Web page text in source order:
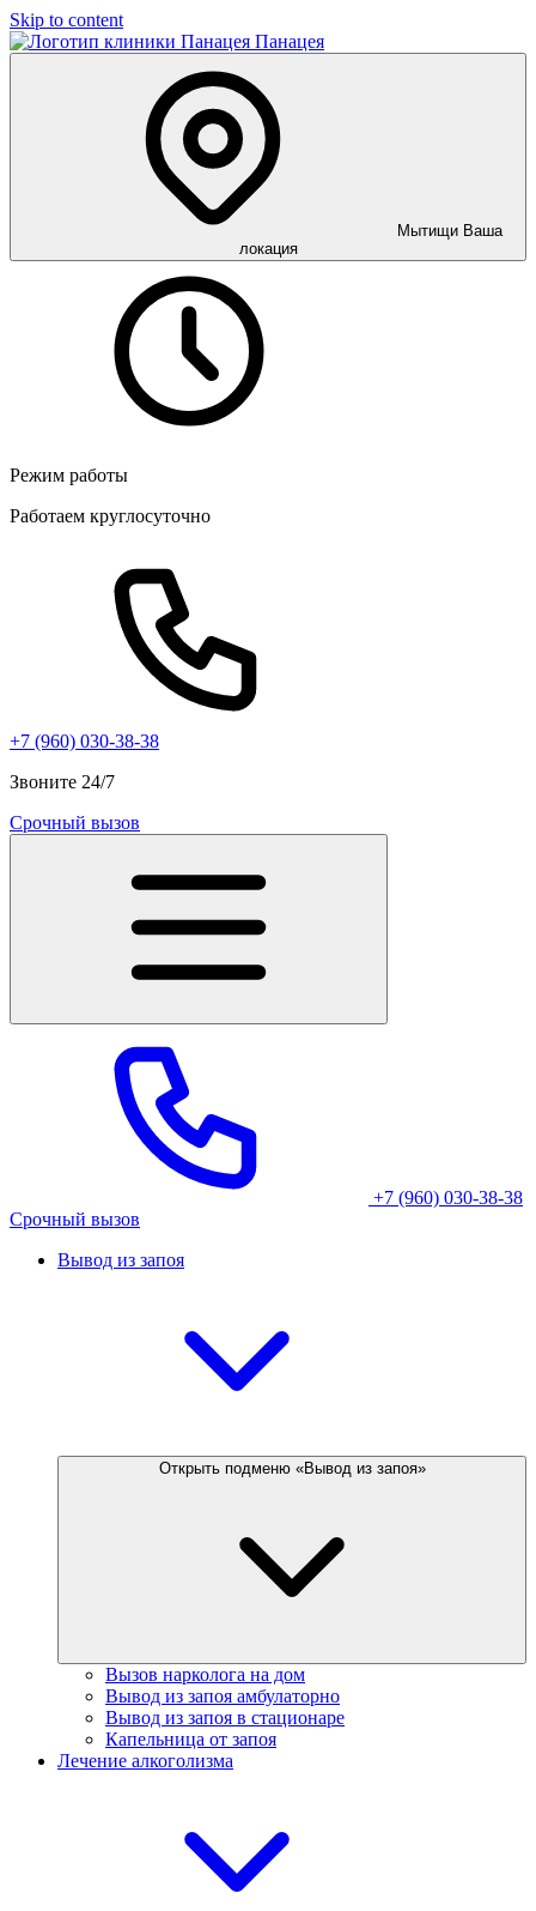
Skip to content
Панацея
Мытищи Ваша
локация
Режим работы
Работаем круглосуточно
+7 (960) 030-38-38
Звоните 24/7
Срочный вызов
+7 (960) 030-38-38
Срочный вызов
Вывод из запоя
Открыть подменю «Вывод из запоя»
Вызов нарколога на дом
Вывод из запоя амбулаторно
Вывод из запоя в стационаре
Капельница от запоя
Лечение алкоголизма